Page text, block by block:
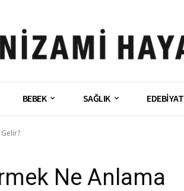
BEBEK SAĞLIK EDEBİYAT
Gelir?
Ne Anlama